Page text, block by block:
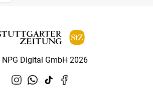
Digital GmbH 2026